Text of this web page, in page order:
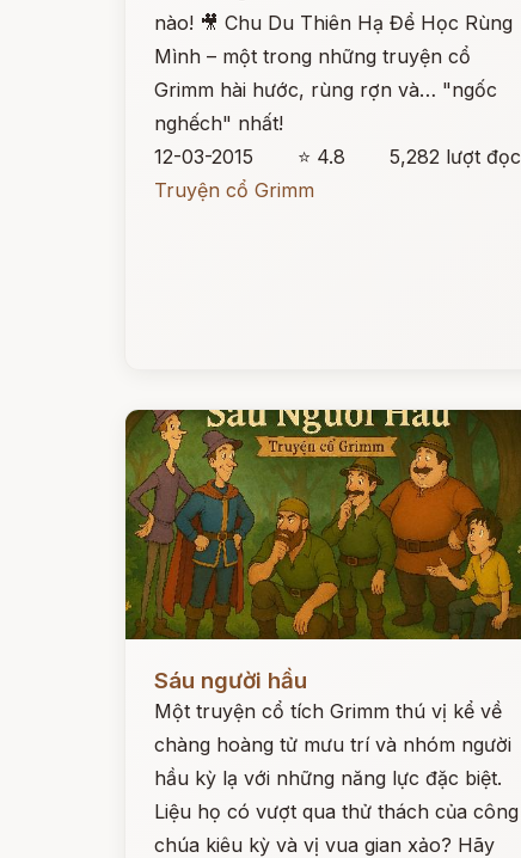
nào! 🎥 Chu Du Thiên Hạ Để Học Rùng
Mình – một trong những truyện cổ
Grimm hài hước, rùng rợn và… "ngốc
nghếch" nhất!
12-03-2015
⭐ 4.8
5,282 lượt đọc
Truyện cổ Grimm
Sáu người hầu
Một truyện cổ tích Grimm thú vị kể về
chàng hoàng tử mưu trí và nhóm người
hầu kỳ lạ với những năng lực đặc biệt.
Liệu họ có vượt qua thử thách của công
chúa kiêu kỳ và vị vua gian xảo? Hãy